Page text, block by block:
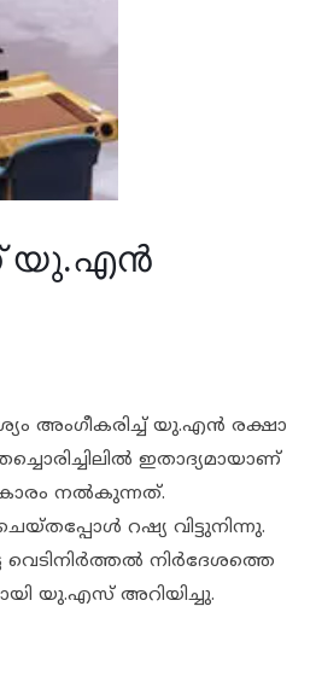
യു.എന്‍
അംഗീകരിച്ച് യു.എന്‍ രക്ഷാ
ഇതാദ്യമായാണ്
നല്‍കുന്നത്.
റഷ്യ വിട്ടുനിന്നു.
നിര്‍ദേശത്തെ
യു.എസ് അറിയിച്ചു.